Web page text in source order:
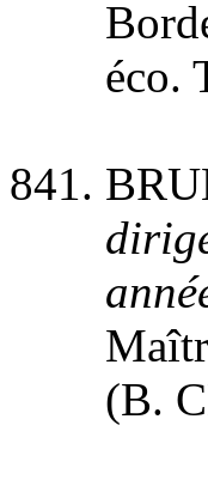
éco.
(B.